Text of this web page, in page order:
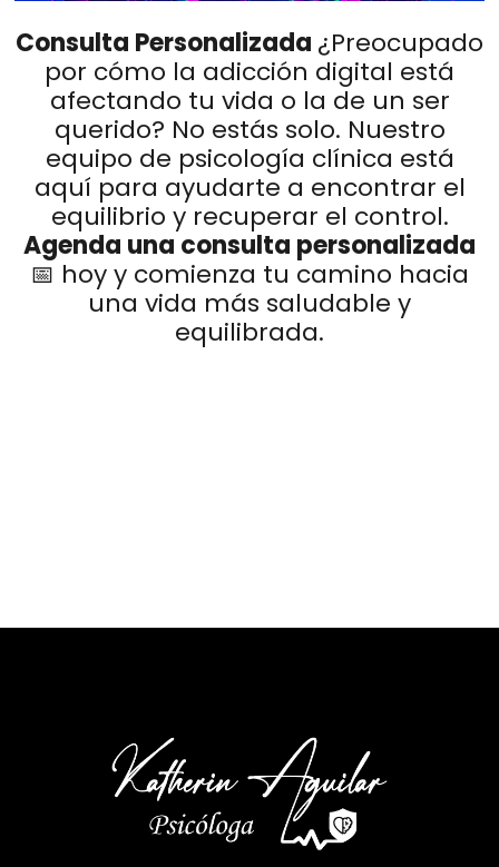
Consulta Personalizada ¿Preocupado
por cómo la adicción digital está
afectando tu vida o la de un ser
querido? No estás solo. Nuestro
equipo de psicología clínica está
aquí para ayudarte a encontrar el
equilibrio y recuperar el control.
Agenda una consulta personalizada
📅 hoy y comienza tu camino hacia
una vida más saludable y
equilibrada.